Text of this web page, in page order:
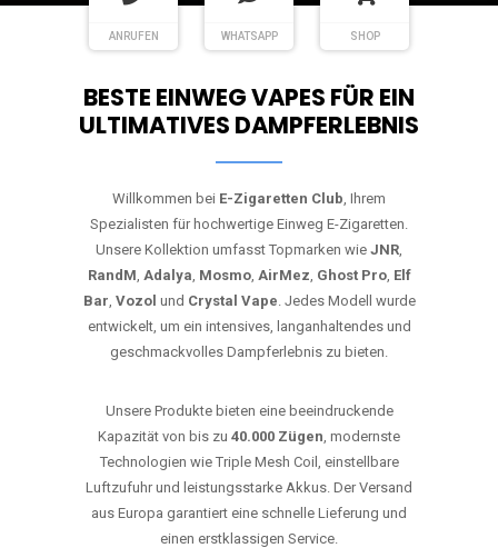
ANRUFEN WHATSAPP SHOP
BESTE EINWEG VAPES FÜR EIN
ULTIMATIVES DAMPFERLEBNIS
Willkommen bei E-Zigaretten Club, Ihrem
Spezialisten für hochwertige Einweg E-Zigaretten.
Unsere Kollektion umfasst Topmarken wie JNR,
RandM, Adalya, Mosmo, AirMez, Ghost Pro, Elf
Bar, Vozol und Crystal Vape. Jedes Modell wurde
entwickelt, um ein intensives, langanhaltendes und
geschmackvolles Dampferlebnis zu bieten.
Unsere Produkte bieten eine beeindruckende
Kapazität von bis zu 40.000 Zügen, modernste
Technologien wie Triple Mesh Coil, einstellbare
Luftzufuhr und leistungsstarke Akkus. Der Versand
aus Europa garantiert eine schnelle Lieferung und
einen erstklassigen Service.